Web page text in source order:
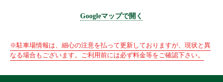
Googleマップで開く
※駐車場情報は、細心の注意を払って更新しておりますが、現状と異
なる場合もございます。ご利用前には必ず料金等をご確認下さい。